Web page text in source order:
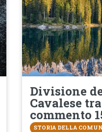
Divisione
Cavalese
commento
STORIA DELLA